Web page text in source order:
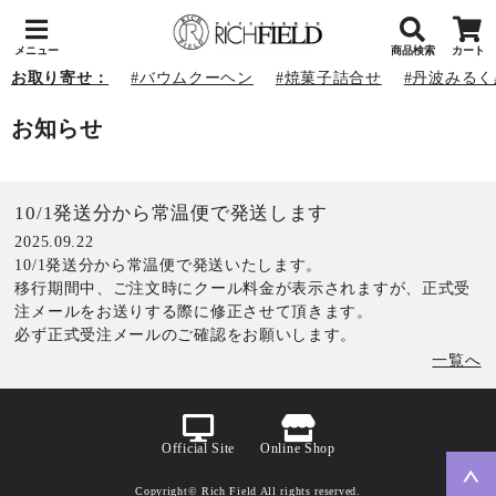
メニュー 商品検索 カート
お取り寄せ： バウムクーヘン 焼菓子詰合せ 丹波みる
お知らせ
10/1発送分から常温便で発送します
2025.09.22
10/1発送分から常温便で発送いたします。
移行期間中、ご注文時にクール料金が表示されますが、正式受
注メールをお送りする際に修正させて頂きます。
必ず正式受注メールのご確認をお願いします。
一覧へ
Official Site Online Shop
Copyright© Rich Field All rights reserved.